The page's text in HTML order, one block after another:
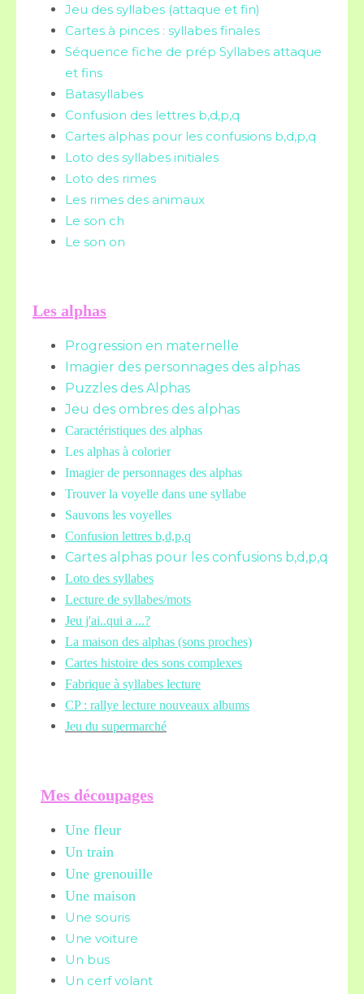
Jeu des syllabes (attaque et fin)
Cartes à pinces : syllabes finales
Séquence fiche de prép Syllabes attaque
et fins
Batasyllabes
Confusion des lettres b,d,p,q
Cartes alphas pour les confusions b,d,p,q
Loto des syllabes initiales
Loto des rimes
Les rimes des animaux
Le son ch
Le son on
Les alphas
Progression en maternelle
Imagier des personnages des alphas
Puzzles des Alphas
Jeu des ombres des alphas
Caractéristiques des alphas
Les alphas à colorier
Imagier de personnages des alphas
Trouver la voyelle dans une syllabe
Sauvons les voyelles
Confusion lettres b,d,p,q
Cartes alphas pour les confusions b,d,p,q
Loto des syllabes
Lecture de syllabes/mots
Jeu j'ai..qui a ...?
La maison des alphas (sons proches)
Cartes histoire des sons complexes
Fabrique à syllabes lecture
CP : rallye lecture nouveaux albums
Jeu du supermarché
Mes découpages
Une fleur
Un train
Une grenouille
Une maison
Une souris
Une voiture
Un bus
Un cerf volant